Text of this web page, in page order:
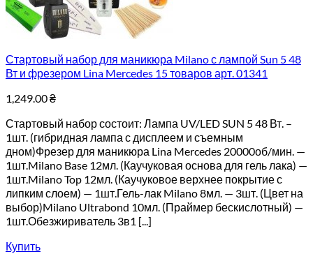
Стартовый набор для маникюра Milano с лампой Sun 5 48
Вт и фрезером Lina Mercedes 15 товаров арт. 01341
1,249.00₴
Стартовый набор состоит: Лампа UV/LED SUN 5 48 Вт. –
1шт. (гибридная лампа с дисплеем и съемным
дном)Фрезер для маникюра Lina Mercedes 20000об/мин. —
1шт.Milano Base 12мл. (Каучуковая основа для гель лака) —
1шт.Milano Top 12мл. (Каучуковое верхнее покрытие с
липким слоем) — 1шт.Гель-лак Milano 8мл. — 3шт. (Цвет на
выбор)Milano Ultrabond 10мл. (Праймер бескислотный) —
1шт.Обезжириватель 3в1 [...]
Купить